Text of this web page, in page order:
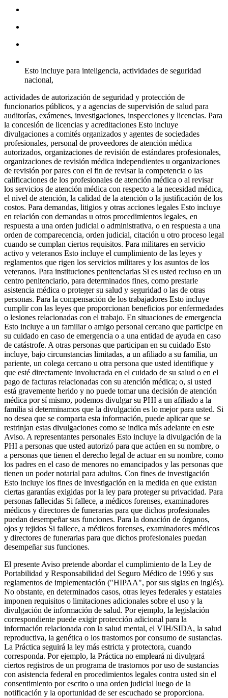
Esto incluye para inteligencia, actividades de seguridad
nacional,
actividades de autorización de seguridad y protección de
funcionarios públicos, y a agencias de supervisión de salud para
auditorías, exámenes, investigaciones, inspecciones y licencias. Para
la concesión de licencias y acreditaciones Esto incluye
divulgaciones a comités organizados y agentes de sociedades
profesionales, personal de proveedores de atención médica
autorizados, organizaciones de revisión de estándares profesionales,
organizaciones de revisión médica independientes u organizaciones
de revisión por pares con el fin de revisar la competencia o las
calificaciones de los profesionales de atención médica o al revisar
los servicios de atención médica con respecto a la necesidad médica,
el nivel de atención, la calidad de la atención o la justificación de los
costos. Para demandas, litigios y otras acciones legales Esto incluye
en relación con demandas u otros procedimientos legales, en
respuesta a una orden judicial o administrativa, o en respuesta a una
orden de comparecencia, orden judicial, citación u otro proceso legal
cuando se cumplan ciertos requisitos. Para militares en servicio
activo y veteranos Esto incluye el cumplimiento de las leyes y
reglamentos que rigen los servicios militares y los asuntos de los
veteranos. Para instituciones penitenciarias Si es usted recluso en un
centro penitenciario, para determinados fines, como prestarle
asistencia médica o proteger su salud y seguridad o las de otras
personas. Para la compensación de los trabajadores Esto incluye
cumplir con las leyes que proporcionan beneficios por enfermedades
o lesiones relacionadas con el trabajo. En situaciones de emergencia
Esto incluye a un familiar o amigo personal cercano que participe en
su cuidado en caso de emergencia o a una entidad de ayuda en caso
de catástrofe. A otras personas que participan en su cuidado Esto
incluye, bajo circunstancias limitadas, a un afiliado a su familia, un
pariente, un colega cercano u otra persona que usted identifique y
que esté directamente involucrada en el cuidado de su salud o en el
pago de facturas relacionadas con su atención médica; o, si usted
está gravemente herido y no puede tomar una decisión de atención
médica por sí mismo, podemos divulgar su PHI a un afiliado a la
familia si determinamos que la divulgación es lo mejor para usted. Si
no desea que se comparta esta información, puede aplicar que se
restrinjan estas divulgaciones como se indica más adelante en este
Aviso. A representantes personales Esto incluye la divulgación de la
PHI a personas que usted autorizó para que actúen en su nombre, o
a personas que tienen el derecho legal de actuar en su nombre, como
los padres en el caso de menores no emancipados y las personas que
tienen un poder notarial para adultos. Con fines de investigación
Esto incluye los fines de investigación en la medida en que existan
ciertas garantías exigidas por la ley para proteger su privacidad. Para
personas fallecidas Si fallece, a médicos forenses, examinadores
médicos y directores de funerarias para que dichos profesionales
puedan desempeñar sus funciones. Para la donación de órganos,
ojos y tejidos Si fallece, a médicos forenses, examinadores médicos
y directores de funerarias para que dichos profesionales puedan
desempeñar sus funciones.
El presente Aviso pretende abordar el cumplimiento de la Ley de
Portabilidad y Responsabilidad del Seguro Médico de 1996 y sus
reglamentos de implementación ("HIPAA", por sus siglas en inglés).
No obstante, en determinados casos, otras leyes federales y estatales
imponen requisitos o limitaciones adicionales sobre el uso y la
divulgación de información de salud. Por ejemplo, la legislación
correspondiente puede exigir protección adicional para la
información relacionada con la salud mental, el VIH/SIDA, la salud
reproductiva, la genética o los trastornos por consumo de sustancias.
La Práctica seguirá la ley más estricta y protectora, cuando
corresponda. Por ejemplo, la Práctica no empleará ni divulgará
ciertos registros de un programa de trastornos por uso de sustancias
con asistencia federal en procedimientos legales contra usted sin el
consentimiento por escrito o una orden judicial luego de la
notificación y la oportunidad de ser escuchado se proporciona.